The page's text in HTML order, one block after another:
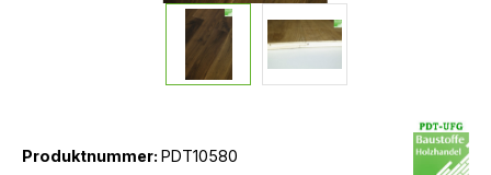
Produktnummer: PDT10580